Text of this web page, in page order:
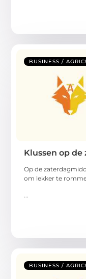
BUSINESS /
Klussen op
Op de
om lekker te
BUSINESS /